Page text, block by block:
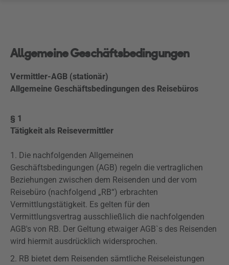
Allgemeine Geschäftsbedingungen
Vermittler-AGB (stationär)
Allgemeine Geschäftsbedingungen des Reisebüros
§ 1
Tätigkeit als Reisevermittler
1. Die nachfolgenden Allgemeinen
Geschäftsbedingungen (AGB) regeln die vertraglichen
Beziehungen zwischen dem Reisenden und der vom
Reisebüro (nachfolgend „RB“) erbrachten
Vermittlungstätigkeit. Es gelten für den
Vermittlungsvertrag ausschließlich die nachfolgenden
AGB's von RB. Der Geltung etwaiger AGB`s des Reisenden
wird hiermit ausdrücklich widersprochen.
2. RB bietet dem Reisenden sämtliche Reiseleistungen